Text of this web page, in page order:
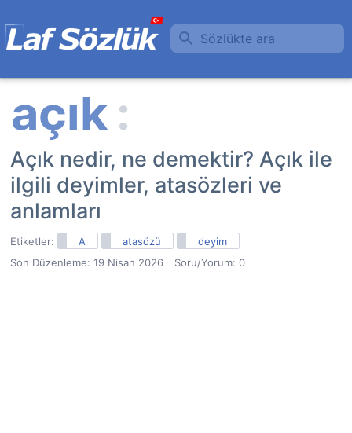
Sözlükte ara
Açık nedir, ne demektir? Açık ile
ilgili deyimler, atasözleri ve
anlamları
Etiketler: A atasözü
deyim
Son Düzenleme: 19 Nisan 2026 Soru/Yorum: 0